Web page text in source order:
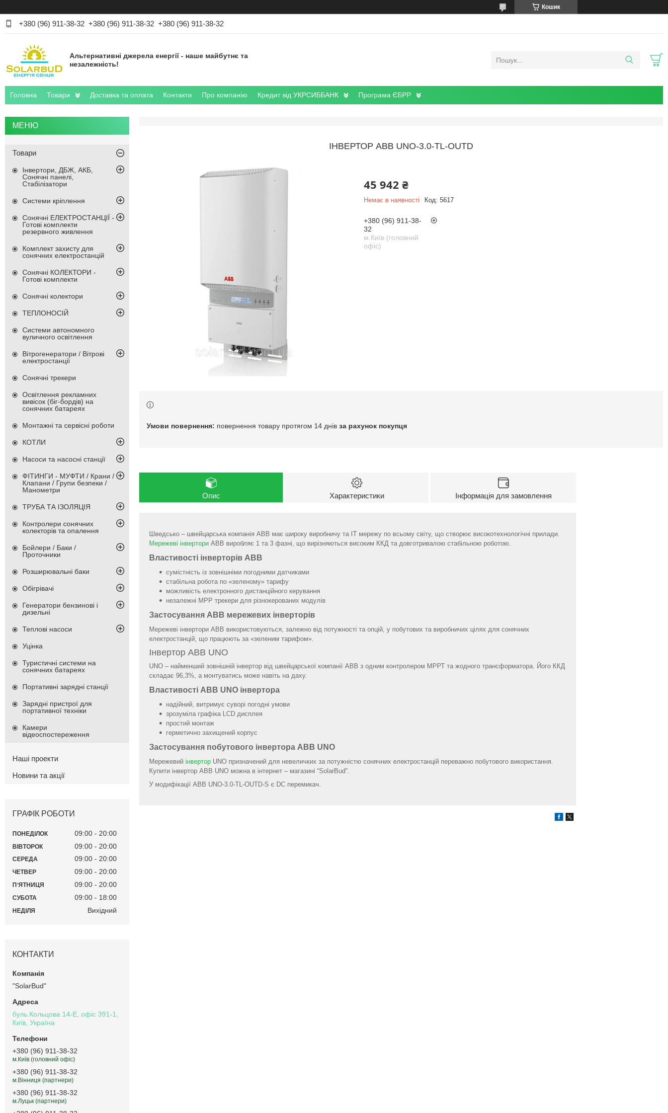
Кошик
+380 (96) 911-38-32 +380 (96) 911-38-32 +380 (96) 911-38-32
Альтернативні джерела енергії - наше майбутнє та
незалежність!
Головна Товари Доставка та оплата Контакти Про компанію Кредит від УКРСИББАНК Програма ЄБРР
ІНВЕРТОР ABB UNO-3.0-TL-OUTD
45 942 ₴
Немає в наявності Код: 5617
+380 (96) 911-38-
32
м.Київ (головний
офіс)
повернення товару протягом 14 днів за рахунок покупця
Опис Характеристики Інформація для замовлення
Шведсько – швейцарська компанія ABB має широку виробничу та ІТ мережу по всьому світу, що створює високотехнологічні прилади.
Мережеві інвертори АВВ виробляє 1 та 3 фазні, що вирізняються високим ККД та довготривалою стабільною роботою.
Властивості інверторів АВВ
сумістність із зовнішніми погодними датчиками
стабільна робота по «зеленому» тарифу
можливість електронного дистанційного керування
незалежні МРР трекери для різнокерованих модулів
Застосування АВВ мережевих інверторів
Мережеві інвертори ABB використовуються, залежно від потужності та опцій, у побутових та виробничих цілях для сонячних
електростанцій, що працюють за «зеленим тарифом».
Інвертор ABB UNO
UNO – найменший зовнішній інвертор від швейцарської компанії АВВ з одним контролером МРРТ та жодного трансформатора. Його ККД
складає 96,3%, а монтуватись може навіть на даху.
Властивості ABB UNO інвертора
надійний, витримує суворі погодні умови
зрозуміла графіка LCD дисплея
простий монтаж
герметично захищений корпус
Застосування побутового інвертора ABB UNO
Мережевий інвертор UNO призначений для невеличких за потужністю сонячних електростанцій переважно побутового використання.
Купити інвертор АВВ UNO можна в інтернет – магазині “SolarBud”.
У модифікації ABB UNO-3.0-TL-OUTD-S є DC перемикач.
Товари
Інвертори, ДБЖ, АКБ,
Сонячні панелі,
Стабілізатори
Системи кріплення
Сонячні ЕЛЕКТРОСТАНЦІЇ -
Готові комплекти
резервного живлення
Комплект захисту для
сонячних електростанцій
Сонячні КОЛЕКТОРИ -
Готові комплекти
Сонячні колектори
ТЕПЛОНОСІЙ
Системи автономного
вуличного освітлення
Вітрогенератори / Вітрові
електростанції
Сонячні трекери
Освітлення рекламних
вивісок (біг-бордів) на
сонячних батареях
Монтажні та сервісні роботи
КОТЛИ
Насоси та насосні станції
ФІТИНГИ - МУФТИ / Крани /
Клапани / Групи безпеки /
Манометри
ТРУБА ТА ІЗОЛЯЦІЯ
Контролери сонячних
колекторів та опалення
Бойлери / Баки /
Проточники
Розширювальні баки
Обігрівачі
Генератори бензинові і
дизельні
Теплові насоси
Уцінка
Туристичні системи на
сонячних батареях
Портативні зарядні станції
Зарядні пристрої для
портативної техніки
Камери
відеоспостереження
Наші проекти
Новини та акції
ГРАФІК РОБОТИ
ПОНЕДІЛОК 09:00 20:00
ВІВТОРОК 09:00 20:00
СЕРЕДА 09:00 20:00
ЧЕТВЕР 09:00 20:00
ПʼЯТНИЦЯ 09:00 20:00
СУБОТА 09:00 18:00
НЕДІЛЯ Вихідний
КОНТАКТИ
"SolarBud"
буль.Кольцова 14-Е, офіс 391-1,
Київ, Україна
+380 (96) 911-38-32
м.Київ (головний офіс)
+380 (96) 911-38-32
м.Вінниця (партнери)
+380 (96) 911-38-32
м.Луцьк (партнери)